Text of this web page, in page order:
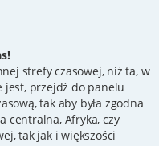
strefy czasowej, niż ta, w
jest, przejdź do panelu
tak aby była zgodna
centralna, Afryka, czy
tak jak i większości